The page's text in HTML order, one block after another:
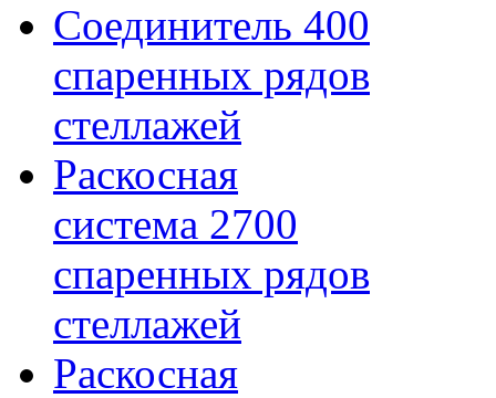
Соединитель 400
спаренных рядов
стеллажей
Раскосная
система 2700
спаренных рядов
стеллажей
Раскосная